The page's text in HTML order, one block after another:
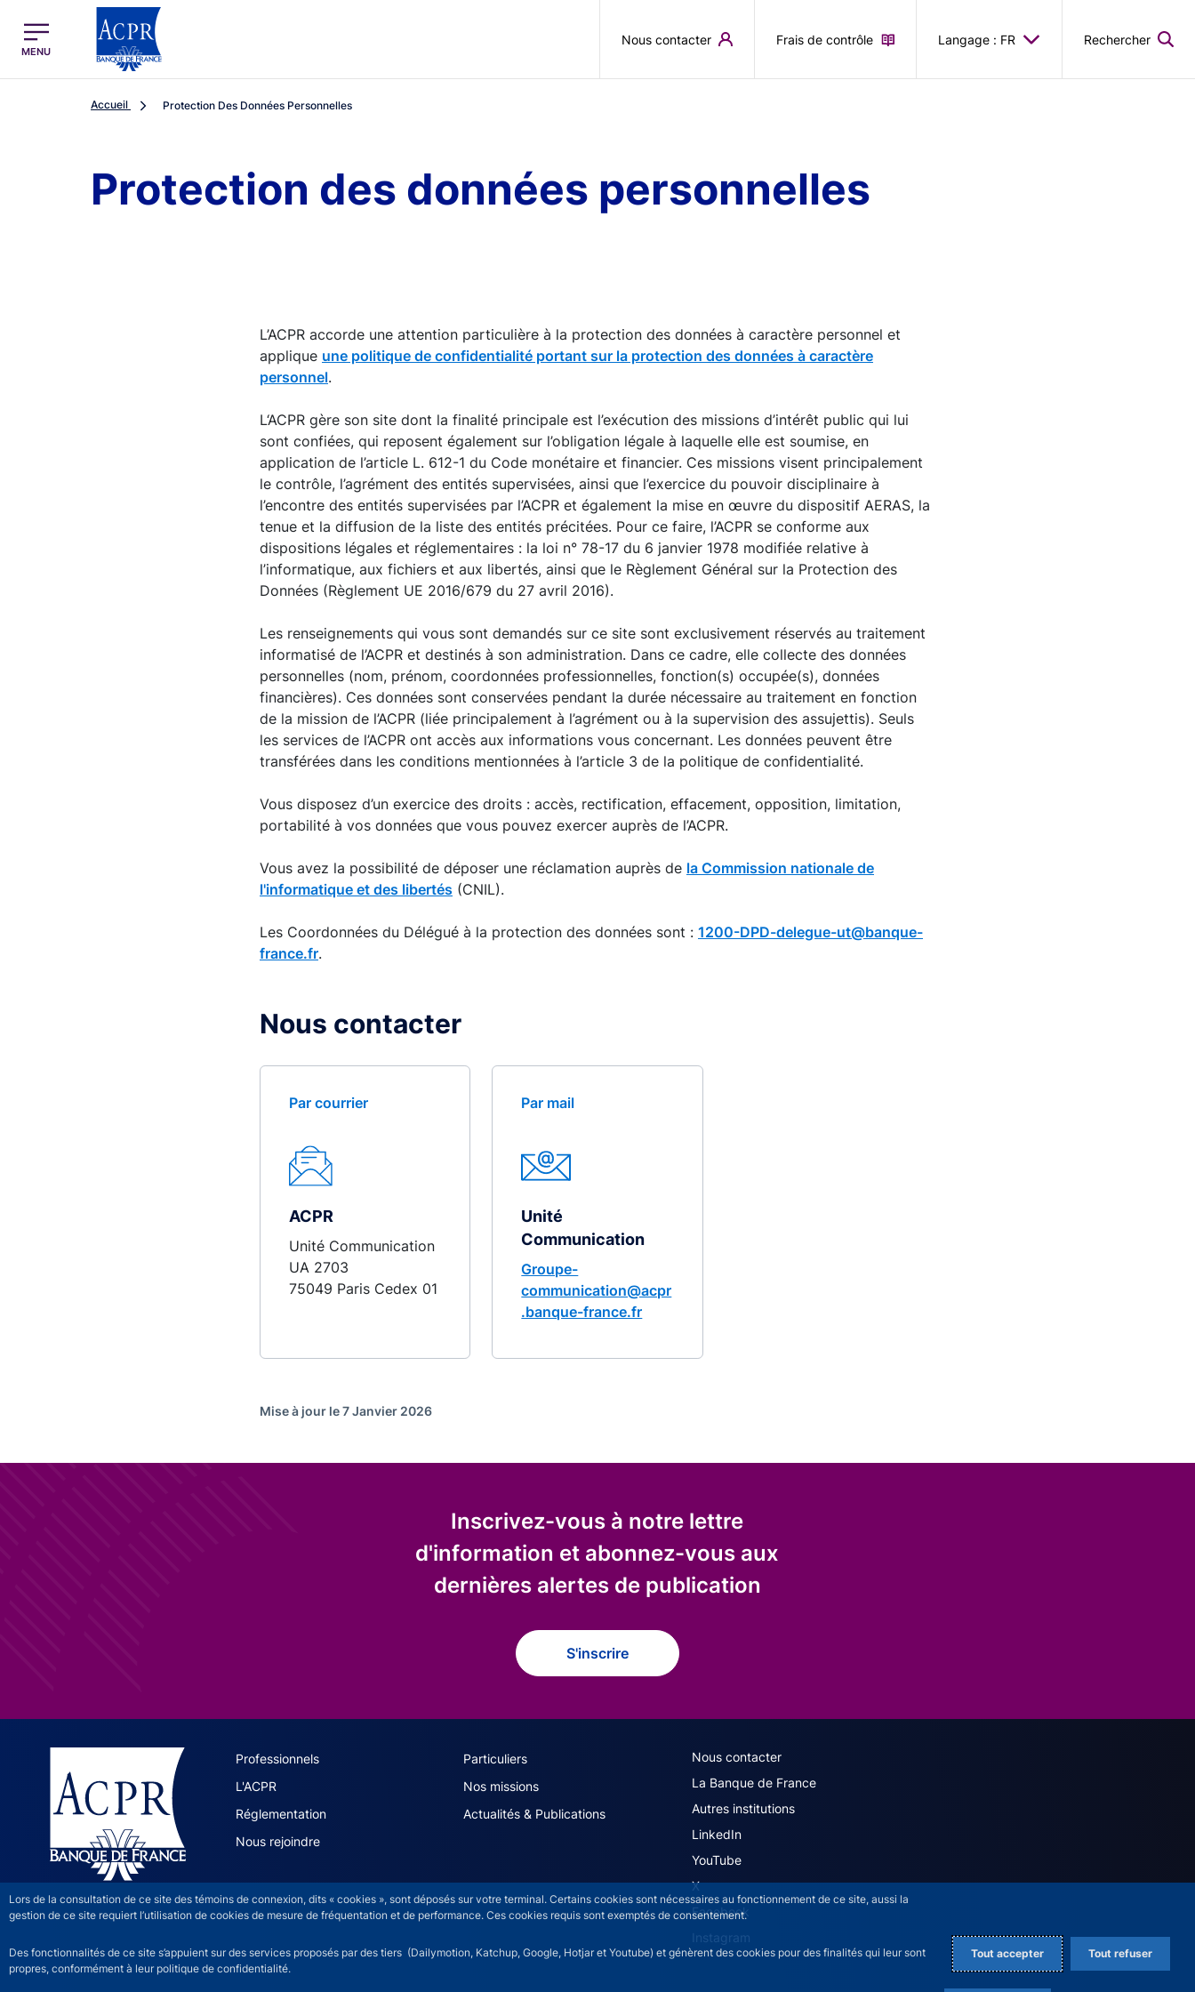
Lors de la consultation de ce site des témoins de connexion, dits « cookies », sont déposés sur votre terminal. Certains cookies sont nécessaires au fonctionnement de ce site, aussi la
gestion de ce site requiert l’utilisation de cookies de mesure de fréquentation et de performance. Ces cookies requis sont exemptés de consentement.
Des fonctionnalités de ce site s’appuient sur des services proposés par des tiers (Dailymotion, Katchup, Google, Hotjar et Youtube) et génèrent des cookies pour des finalités qui leur sont
propres, conformément à leur politique de confidentialité.
Tout accepter Tout refuser
ACPR Menu Principal (French)
MENU
Nous contacter Frais de contrôle Langage : FR Rechercher
Accueil Protection Des Données Personnelles
Protection des données personnelles
L’ACPR accorde une attention particulière à la protection des données à caractère personnel et
applique une politique de confidentialité portant sur la protection des données à caractère
personnel.
L‘ACPR gère son site dont la finalité principale est l’exécution des missions d’intérêt public qui lui
sont confiées, qui reposent également sur l’obligation légale à laquelle elle est soumise, en
application de l’article L. 612-1 du Code monétaire et financier. Ces missions visent principalement
le contrôle, l’agrément des entités supervisées, ainsi que l’exercice du pouvoir disciplinaire à
l’encontre des entités supervisées par l’ACPR et également la mise en œuvre du dispositif AERAS, la
tenue et la diffusion de la liste des entités précitées. Pour ce faire, l’ACPR se conforme aux
dispositions légales et réglementaires : la loi n° 78-17 du 6 janvier 1978 modifiée relative à
l’informatique, aux fichiers et aux libertés, ainsi que le Règlement Général sur la Protection des
Données (Règlement UE 2016/679 du 27 avril 2016).
Les renseignements qui vous sont demandés sur ce site sont exclusivement réservés au traitement
informatisé de l’ACPR et destinés à son administration. Dans ce cadre, elle collecte des données
personnelles (nom, prénom, coordonnées professionnelles, fonction(s) occupée(s), données
financières). Ces données sont conservées pendant la durée nécessaire au traitement en fonction
de la mission de l’ACPR (liée principalement à l’agrément ou à la supervision des assujettis). Seuls
les services de l’ACPR ont accès aux informations vous concernant. Les données peuvent être
transférées dans les conditions mentionnées à l’article 3 de la politique de confidentialité.
Vous disposez d’un exercice des droits : accès, rectification, effacement, opposition, limitation,
portabilité à vos données que vous pouvez exercer auprès de l’ACPR.
Vous avez la possibilité de déposer une réclamation auprès de la Commission nationale de
l'informatique et des libertés (CNIL).
Les Coordonnées du Délégué à la protection des données sont : 1200-DPD-delegue-ut@banque-
france.fr.
Nous contacter
Par courrier
ACPR
Unité Communication
UA 2703
75049 Paris Cedex 01
Par mail
Unité
Communication
Groupe-
communication@acpr
.banque-france.fr
Mise à jour le 7 Janvier 2026
Inscrivez-vous à notre lettre
d'information et abonnez-vous aux
dernières alertes de publication
S'inscrire
ACPR site navigation (French)
Professionnels
Particuliers
L'ACPR
Nos missions
Réglementation
Actualités & Publications
Nous rejoindre
ACPR footer secondary menu (French)
Nous contacter
La Banque de France
Autres institutions
LinkedIn
YouTube
X
Facebook
Instagram